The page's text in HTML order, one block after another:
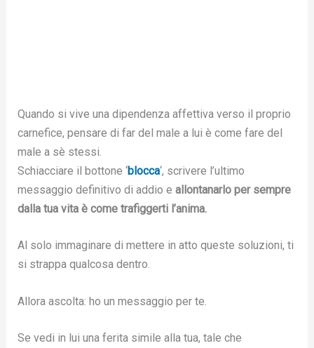
Quando si vive una dipendenza affettiva verso il proprio
carnefice, pensare di far del male a lui è come fare del
male a sè stessi.
Schiacciare il bottone ‘blocca‘, scrivere l’ultimo
messaggio definitivo di addio e allontanarlo per sempre
dalla tua vita è come trafiggerti l’anima.
Al solo immaginare di mettere in atto queste soluzioni, ti
si strappa qualcosa dentro.
Allora ascolta: ho un messaggio per te.
Se vedi in lui una ferita simile alla tua, tale che